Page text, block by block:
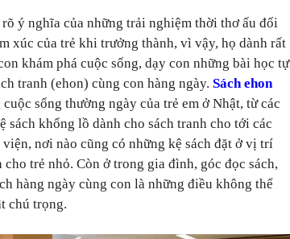
ý nghĩa của những trải nghiệm thời thơ ấu đối
xúc của trẻ khi trưởng thành, vì vậy, họ dành rất
khám phá cuộc sống, dạy con những bài học tự
tranh (ehon) cùng con hàng ngày. Sách ehon
sống thường ngày của trẻ em ở Nhật, từ các
sách khổng lồ dành cho sách tranh cho tới các
nơi nào cũng có những kệ sách đặt ở vị trí
trẻ nhỏ. Còn ở trong gia đình, góc đọc sách,
hàng ngày cùng con là những điều không thể
chú trọng.